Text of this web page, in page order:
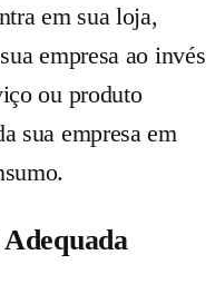
em sua loja,
empresa ao invés
ou produto
sua empresa em